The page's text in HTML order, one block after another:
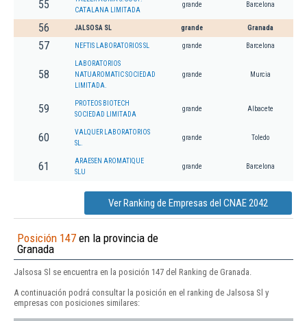
55
CATALANA LIMITADA
grande Barcelona
56 JALSOSA SL grande Granada
57 NEFTIS LABORATORIOS SL grande Barcelona
58
LABORATORIOS
NATUAROMATIC SOCIEDAD
LIMITADA.
grande Murcia
59
PROTEOS BIOTECH
SOCIEDAD LIMITADA
grande Albacete
60
VALQUER LABORATORIOS
SL.
grande Toledo
61
ARAESEN AROMATIQUE
SLU
grande Barcelona
Ver Ranking de Empresas del CNAE 2042
Posición 147 en la provincia de
Granada
Jalsosa Sl se encuentra en la posición 147 del Ranking de Granada.
A continuación podrá consultar la posición en el ranking de Jalsosa Sl y
empresas con posiciones similares: